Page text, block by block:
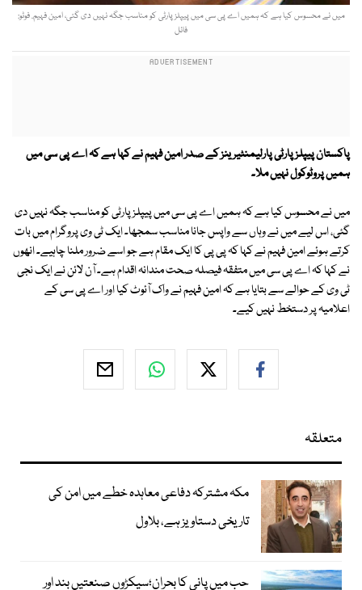
میں نے محسوس کیا ہے کہ ہمیں اے پی سی میں پیپلز پارٹی کو مناسب جگہ نہیں دی گئی، امین فہیم. فوٹو:
فائل
پاکستان پیپلزپارٹی پارلیمنٹیرینز کے صدر امین فہیم نے کہا ہے کہ اے پی سی میں
ہمیں پروٹوکول نہیں ملا۔
میں نے محسوس کیا ہے کہ ہمیں اے پی سی میں پیپلز پارٹی کو مناسب جگہ نہیں دی
گئی، اس لیے میں نے وہاں سے واپس جانا مناسب سمجھا۔ ایک ٹی وی پروگرام میں بات
کرتے ہوئے امین فہیم نے کہا کہ پی پی کا ایک مقام ہے جو اسے ضرور ملنا چاہیے۔ انھوں
نے کہا کہ اے پی سی میں متفقہ فیصلہ صحت مندانہ اقدام ہے۔ آن لائن نے ایک نجی
ٹی وی کے حوالے سے بتایا ہے کہ امین فہیم نے واک آئوٹ کیا اور اے پی سی کے
اعلامیہ پر دستخط نہیں کیے۔
متعلقہ
مکہ مشترکہ دفاعی معاہدہ خطے میں امن کی
تاریخی دستاویز ہے، بلاول
حب میں پانی کا بحران؛سیکڑوں صنعتیں بند اور